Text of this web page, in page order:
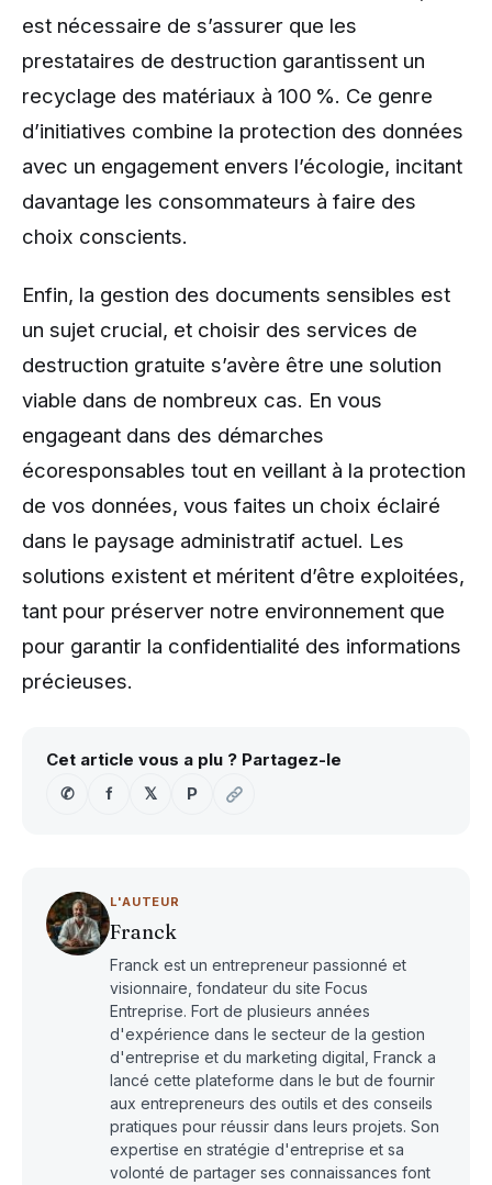
est nécessaire de s’assurer que les
prestataires de destruction garantissent un
recyclage des matériaux à 100 %. Ce genre
d’initiatives combine la protection des données
avec un engagement envers l’écologie, incitant
davantage les consommateurs à faire des
choix conscients.
Enfin, la gestion des documents sensibles est
un sujet crucial, et choisir des services de
destruction gratuite s’avère être une solution
viable dans de nombreux cas. En vous
engageant dans des démarches
écoresponsables tout en veillant à la protection
de vos données, vous faites un choix éclairé
dans le paysage administratif actuel. Les
solutions existent et méritent d’être exploitées,
tant pour préserver notre environnement que
pour garantir la confidentialité des informations
précieuses.
Cet article vous a plu ? Partagez-le
✆
f 𝕏 P
L'AUTEUR
Franck
Franck est un entrepreneur passionné et
visionnaire, fondateur du site Focus
Entreprise. Fort de plusieurs années
d'expérience dans le secteur de la gestion
d'entreprise et du marketing digital, Franck a
lancé cette plateforme dans le but de fournir
aux entrepreneurs des outils et des conseils
pratiques pour réussir dans leurs projets. Son
expertise en stratégie d'entreprise et sa
volonté de partager ses connaissances font